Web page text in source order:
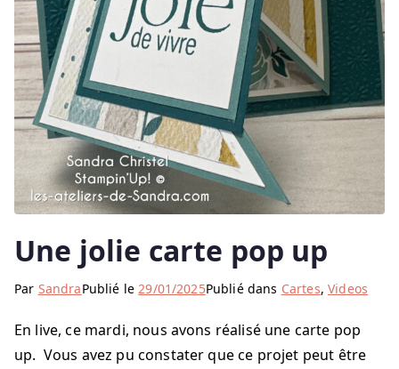
Une jolie carte pop up
Par SandraPublié le29/01/2025Publié dans Cartes,Videos
En live, ce mardi, nous avons réalisé une carte pop
up. Vous avez pu constater que ce projet peut être